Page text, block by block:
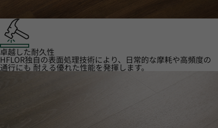
卓越した耐久性
HFLOR独自の表面処理技術により、日常的な摩耗や高頻度の
通行にも 耐える優れた性能を発揮します。